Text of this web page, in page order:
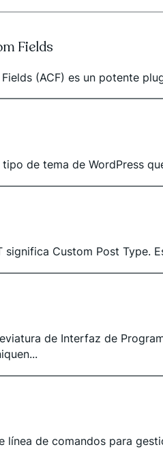
Fields
(ACF) es un potente
tipo de tema de WordPress
significa Custom Post
de Interfaz de
línea de comandos para